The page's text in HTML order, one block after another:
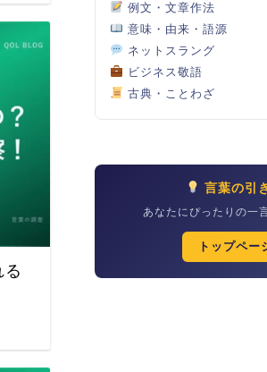
例文・文章作法
意味・由来・語源
ネットスラング
ビジネス敬語
古典・ことわざ
言葉の引
あなたにぴったりの一
トップペー